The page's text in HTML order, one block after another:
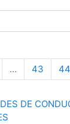
… 43 44
DE